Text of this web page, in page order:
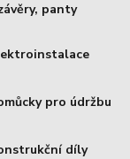
panty
pro údržbu
díly